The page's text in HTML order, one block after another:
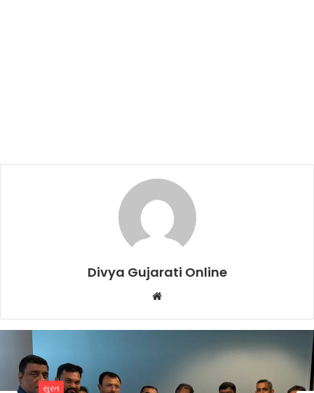
Divya Gujarati Online
Website
બિઝનેસ